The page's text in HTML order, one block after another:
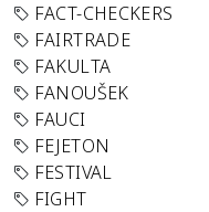
FACT-CHECKERS
FAIRTRADE
FAKULTA
FANOUŠEK
FAUCI
FEJETON
FESTIVAL
FIGHT